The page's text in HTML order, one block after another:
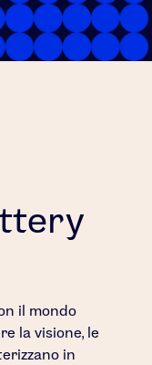
il mondo
la visione, le
in